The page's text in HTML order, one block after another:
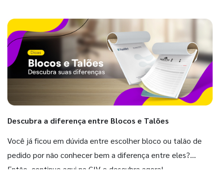
Descubra a diferença entre Blocos e Talões
Você já ficou em dúvida entre escolher bloco ou talão de
pedido por não conhecer bem a diferença entre eles?
Então, continue aqui na GIV e descubra agora!